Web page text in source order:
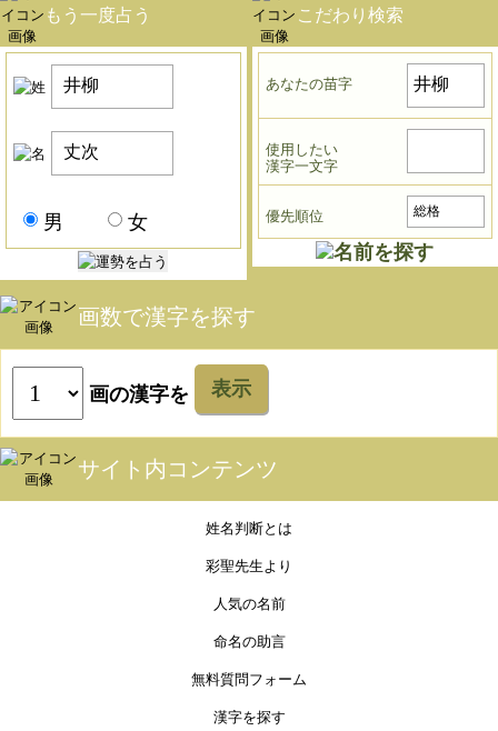
もう一度占う
男 女
こだわり検索
あなたの苗字
使用したい
漢字一文字
優先順位
画数で漢字を探す
画の漢字を 表示
サイト内コンテンツ
姓名判断とは
彩聖先生より
人気の名前
命名の助言
無料質問フォーム
漢字を探す